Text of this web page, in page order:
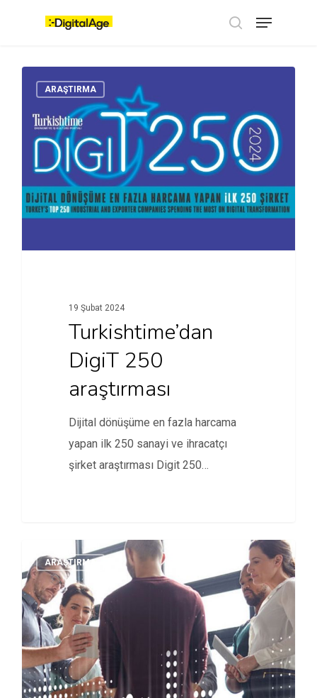
Menu
ARAŞTIRMA
19 Şubat 2024
Turkishtime’dan
DigiT 250
araştırması
Dijital dönüşüme en fazla harcama
yapan ilk 250 sanayi ve ihracatçı
şirket araştırması Digit 250…
ARAŞTIRMA